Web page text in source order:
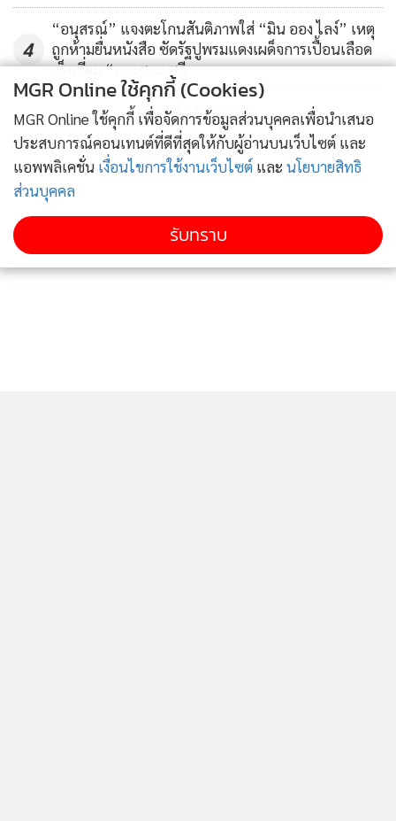
ยอมรับว่า สถานการณ์น้ำขณะนี้อยู่ในขั้นวิกฤต และรู้สึกหนักใจ
กับสถานการณ์น้ำท่วม เนื่องจากจะมีพายุลูกใหม่เข้ามาในเขต
ประเทศไทยอีก แต่หากสามารถระบายน้ำได้ก็เชื่อว่าจะควบคุม
สถานการณ์ได้ เพราะทุกฝ่ายทำงานอย่างเต็มที่
จากนั้น นายกรัฐมนตรี พร้อมรัฐมนตรีว่าการกระทรวง
อุตสาหกรรม และอธิบดีกรมป้องกันและบรรเทาสาธารณภัย
หรือ ปภ.ได้ขึ้นเฮลิคอปเตอร์แบล็กฮอว์กจากกองพลทหารม้าที่ 2
รักษาพระองค์ เพื่อตรวจสถานการณ์น้ำที่อำเภออโยธยา และ
อำเภอบางปะหัน จังหวัดพระนครศรีอยุธยา พร้อมกันนี้ จะเยี่ยม
ประชาชนที่ศูนย์อพยพ ที่ตั้งอยู่ที่สนามกีฬากลางจังหวัด
4
“อนุสรณ์” แจงตะโกนสันติภาพใส่ “มิน ออง ไลง์” เหตุ
ถูกห้ามยื่นหนังสือ ซัดรัฐปูพรมแดงเผด็จการเปื้อนเลือด
เล็งเยี่ยม “อองซาน ซูจี
ข่าวอื่นในหมวด
MGR Online ใช้คุกกี้ (Cookies)
MGR Online ใช้คุกกี้ เพื่อจัดการข้อมูลส่วนบุคคลเพื่อนำเสนอ
ประสบการณ์คอนเทนต์ที่ดีที่สุดให้กับผู้อ่านบนเว็บไซต์ และ
แอพพลิเคชั่น เงื่อนไขการใช้งานเว็บไซต์ และ นโยบายสิทธิ
ส่วนบุคคล
รับทราบ